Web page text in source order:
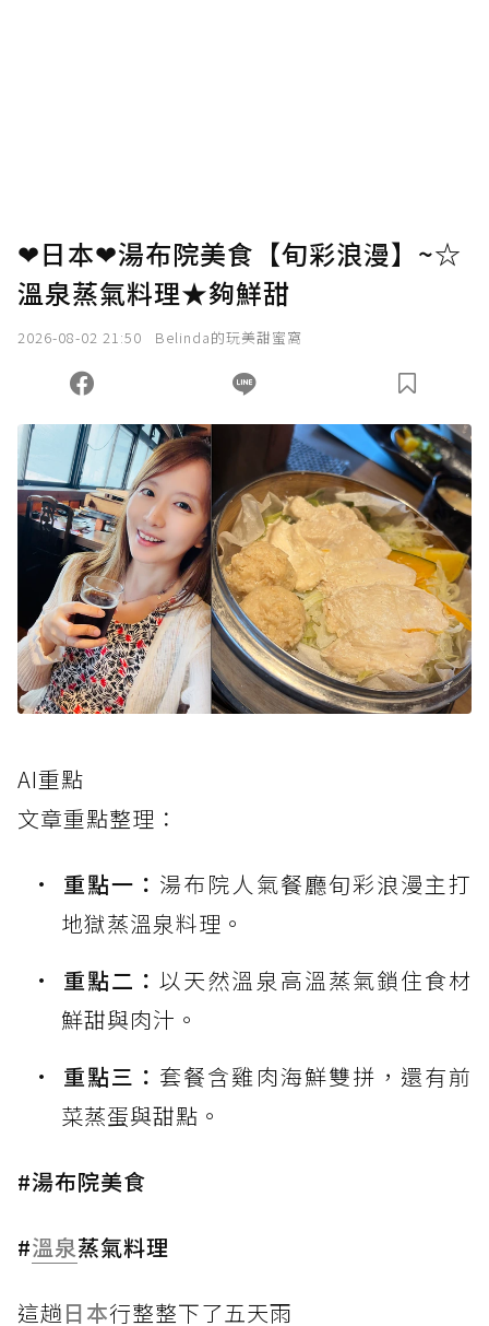
❤日本❤湯布院美食【旬彩浪漫】~☆
溫泉蒸氣料理★夠鮮甜
2026-08-02 21:50 Belinda的玩美甜蜜窩
AI重點
文章重點整理：
重點一： 湯布院人氣餐廳旬彩浪漫主打
地獄蒸溫泉料理。
重點二：以天然溫泉高溫蒸氣鎖住食材
鮮甜與肉汁。
重點三： 套餐含雞肉海鮮雙拼，還有前
菜蒸蛋與甜點。
#湯布院美食
#溫泉蒸氣料理
這趟日本行整整下了五天雨